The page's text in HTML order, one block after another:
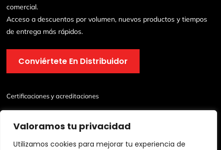
Valoramos tu privacidad
Utilizamos cookies para mejorar tu experiencia de
comercial.
Acceso a descuentos por volumen, nuevos productos y tiempos
de entrega más rápidos.
Conviértete En Distribuidor
Certificaciones y acreditaciones